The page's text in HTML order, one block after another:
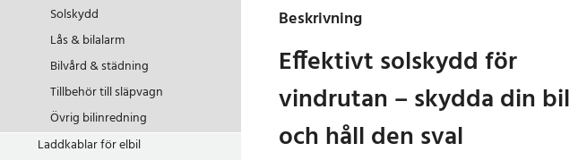
Solskydd
Lås & bilalarm
Bilvård & städning
Tillbehör till släpvagn
Övrig bilinredning
Laddkablar för elbil
Beskrivning
Effektivt solskydd för
vindrutan – skydda din bil
och håll den sval